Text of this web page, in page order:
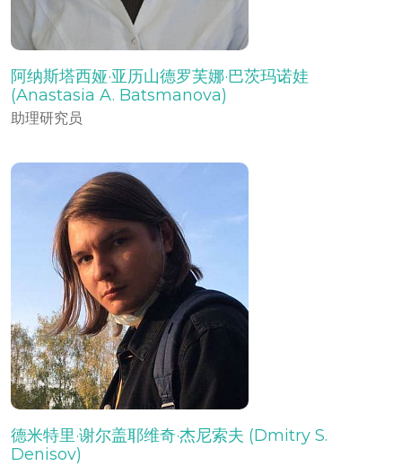
阿纳斯塔西娅·亚历山德罗芙娜·巴茨玛诺娃
(Anastasia A. Batsmanova)
助理研究员
德米特里·谢尔盖耶维奇·杰尼索夫 (Dmitry S.
Denisov)